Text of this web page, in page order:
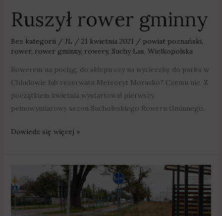
Ruszył rower gminny
Bez kategorii/ JL / 21 kwietnia 2021 / powiat poznański,
rower, rower gminny, rowery, Suchy Las, Wielkopolska
Rowerem na pociąg, do sklepu czy na wycieczkę do parku w
Chludowie lub rezerwatu Meteoryt Morasko? Czemu nie. Z
początkiem kwietnia wystartował pierwszy,
pełnowymiarowy sezon Sucholeskiego Roweru Gminnego.
Dowiedz się więcej »
rower
gminny